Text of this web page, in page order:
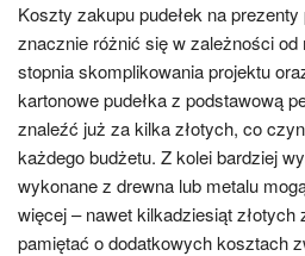
Koszty zakupu pudełek na
znacznie różnić się w zależności od
stopnia skomplikowania projektu
kartonowe pudełka z podstawową
znaleźć już za kilka złotych, co
każdego budżetu. Z kolei bardziej
wykonane z drewna lub metalu
więcej – nawet kilkadziesiąt złotych
pamiętać o dodatkowych kosztach